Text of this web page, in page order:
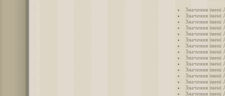
Значення імені
Значення імені
Значення імені
Значення імені
Значення імені
Значення імені
Значення імені
Значення імені
Значення імені
Значення імені
Значення імені
Значення імені
Значення імені
Значення імені
Значення імені